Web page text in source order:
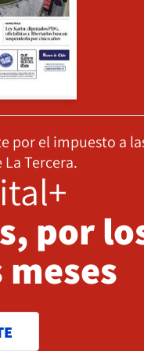
por el impuesto a
Tercera.
por